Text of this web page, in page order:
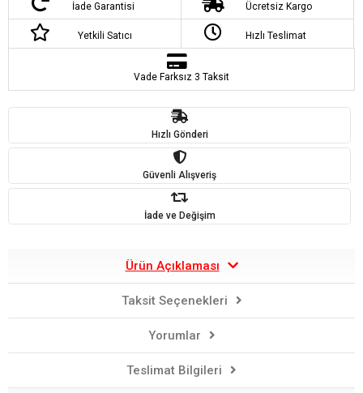
İade Garantisi Ücretsiz Kargo
Yetkili Satıcı Hızlı Teslimat
Vade Farksız 3 Taksit
Hızlı Gönderi
Güvenli Alışveriş
İade ve Değişim
Ürün Açıklaması
Taksit Seçenekleri
Yorumlar
Teslimat Bilgileri